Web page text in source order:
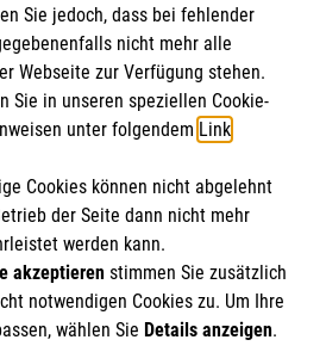
Hilfsdienst e.V.
1PA7
e.V. ist als eingetragene
von der Körperschaft- und
Sie jedoch, dass bei fehlender
nicht mehr alle
Webseite zur Verfügung stehen.
Sie in unseren speziellen Cookie-
unter folgendem Link.
Cookies können nicht abgelehnt
der Seite dann nicht mehr
werden kann.
akzeptierenstimmen Sie zusätzlich
notwendigen Cookies zu. Um Ihre
wählen Sie Details anzeigen.